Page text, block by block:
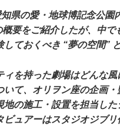
県の愛・地球博記念公
要をご紹介したが、中
ておくべき “夢の空間”
を持った劇場はどんな
いて、オリヲン座の企画
地の施工・設置を担当し
ビュアーはスタジオジブ